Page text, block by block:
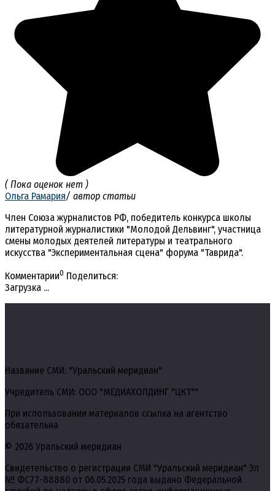
( Пока оценок нет )
Ольга Рамария/ автор статьи
Член Союза журналистов РФ, победитель конкурса школы
литературной журналистики "Молодой Дельвинг", участница
смены молодых деятелей литературы и театрального
искусства "Экспериментальная сцена" форума "Таврида".
Комментарии0 Поделиться:
Загрузка ...
Название СМИ: "Уральский меридиан"
Учредитель СМИ: ООО "МЕДИАХОЛДИНГ "ЦКТ""
При использовании материалов ссылка на агентство
обязательна
© 2026 Уральский меридиан
Свидетельство о регистрации СМИ "Уральский меридиан" Эл
№ ФС77-88880 от 06.05.2025 года выдано Федеральной